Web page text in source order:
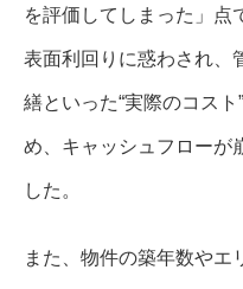
を評価してしまった」点
表面利回りに惑わされ、
繕といった“実際のコス
め、キャッシュフローが
した。
また、物件の築年数やエ